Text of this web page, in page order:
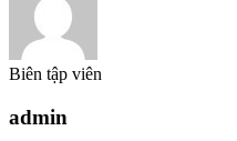
Biên tập viên
admin